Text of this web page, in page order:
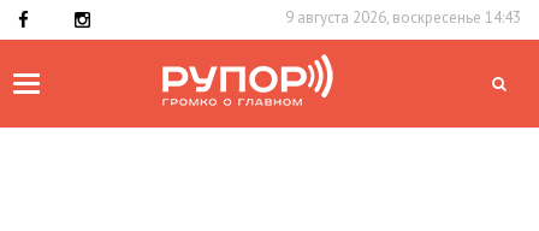
9 августа 2026, воскресенье 14:43
Toggle